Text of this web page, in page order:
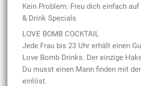
Kein Problem: Freu dich einfach
& Drink Specials
LOVE BOMB COCKTAIL
Jede Frau bis 23 Uhr erhält einen
Love Bomb Drinks. Der einzige
Du musst einen Mann finden mit
einlöst.